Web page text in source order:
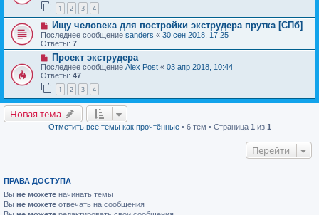
1 2 3 4
Ищу человека для постройки экструдера прутка [СПб]
Последнее сообщение sanders « 30 сен 2018, 17:25
Ответы: 7
Проект экструдера
Последнее сообщение Alex Post « 03 апр 2018, 10:44
Ответы: 47
1 2 3 4
Новая тема
Отметить все темы как прочтённые• 6 тем • Страница 1 из 1
Перейти
ПРАВА ДОСТУПА
Вы не можете начинать темы
Вы не можете отвечать на сообщения